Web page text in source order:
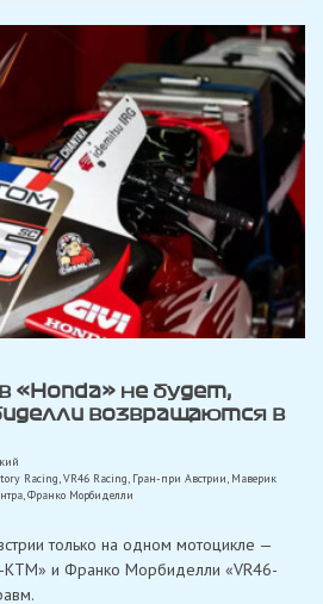
«Honda» не будет,
возвращаются в
Racing,VR46 Racing, Гран-при Австрии, Маверик
,Франко Морбиделли
только на одном мотоцикле —
KTM» и Франко Морбиделли «VR46-